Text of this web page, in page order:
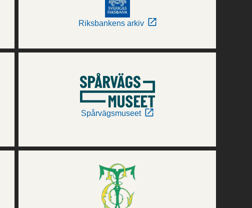
Riksbankens arkiv
Spårvägsmuseet